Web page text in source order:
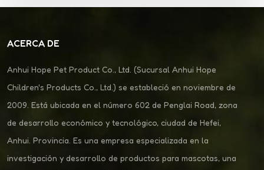
ACERCA DE
Anhui Hope Pet Product Co., Ltd. (Sucursal Anhui Hope
Children's Products Co., Ltd.) se estableció en noviembre de
2009. Está ubicada en el número 602 de Penglai Road, zona
de desarrollo económico y tecnológico, ciudad de Hefei,
Anhui. Provincia. Es una empresa especializada en la
investigación y desarrollo de productos para mascotas, una